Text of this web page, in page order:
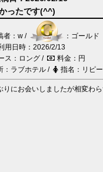
ったです(^^)
者：w /
：ゴールド
用日時：2026/2/13
ス：ロング /
料金：円
：ラブホテル /
指名：リピ
りにお会いしましたが相変わ